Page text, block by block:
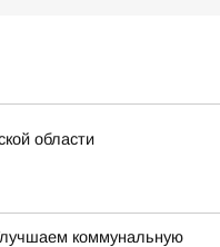
области
коммунальную